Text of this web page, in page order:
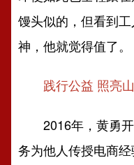
馒头似的，但看到
神，他就觉得值了。
践行公益 照亮
2016年，黄勇开
务为他人传授电商